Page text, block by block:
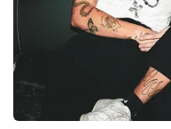
इंफ्रास्ट्रक्चर, लोकल
मुद्दों पर मजबूत पकड़
संवेदनशीलताओं को
को विशेष बनाती है।
जिनमें कई महत्वपूर्ण
Subscribe